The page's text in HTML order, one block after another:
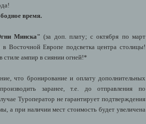
время.
Минска" (за доп. плату; с октября по март
Восточной Европе подсветка центра столицы!
стиле ампир в сиянии огней!*
что бронирование и оплату дополнительных
заранее, т.е. до отправления по
Туроператор не гарантирует подтверждения
а при наличии мест стоимость будет увеличена